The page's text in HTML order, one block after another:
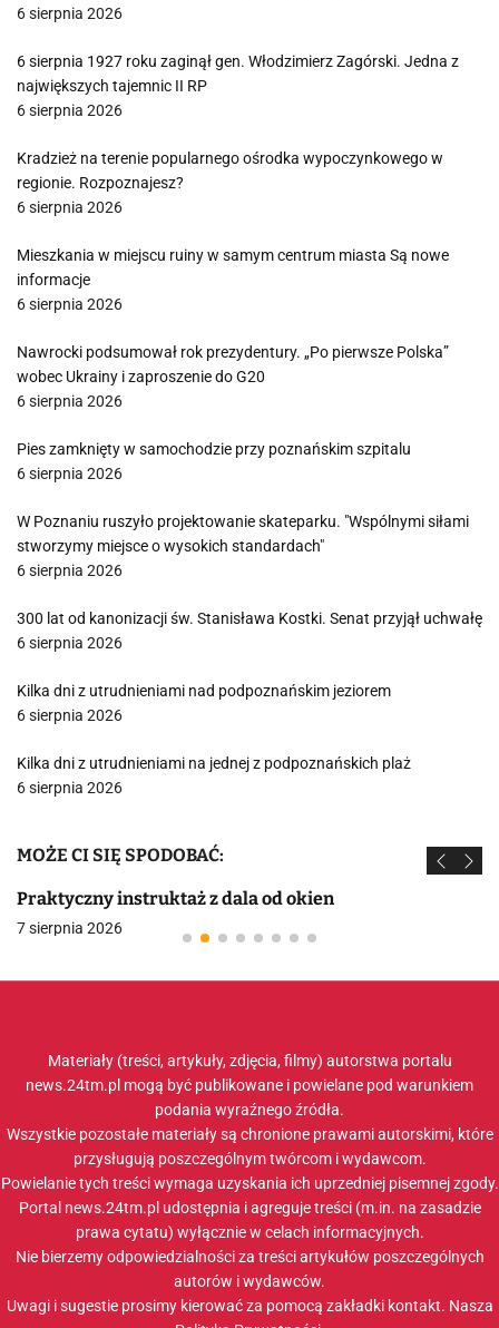
6 sierpnia 2026
6 sierpnia 1927 roku zaginął gen. Włodzimierz Zagórski. Jedna z
największych tajemnic II RP
6 sierpnia 2026
Kradzież na terenie popularnego ośrodka wypoczynkowego w
regionie. Rozpoznajesz?
6 sierpnia 2026
Mieszkania w miejscu ruiny w samym centrum miasta Są nowe
informacje
6 sierpnia 2026
Nawrocki podsumował rok prezydentury. „Po pierwsze Polska”
wobec Ukrainy i zaproszenie do G20
6 sierpnia 2026
Pies zamknięty w samochodzie przy poznańskim szpitalu
6 sierpnia 2026
W Poznaniu ruszyło projektowanie skateparku. "Wspólnymi siłami
stworzymy miejsce o wysokich standardach"
6 sierpnia 2026
300 lat od kanonizacji św. Stanisława Kostki. Senat przyjął uchwałę
6 sierpnia 2026
Kilka dni z utrudnieniami nad podpoznańskim jeziorem
6 sierpnia 2026
Kilka dni z utrudnieniami na jednej z podpoznańskich plaż
6 sierpnia 2026
MOŻE CI SIĘ SPODOBAĆ:
Praktyczny instruktaż z dala od okien
7 sierpnia 2026
Materiały (treści, artykuły, zdjęcia, filmy) autorstwa portalu
news.24tm.pl mogą być publikowane i powielane pod warunkiem
podania wyraźnego źródła.
Wszystkie pozostałe materiały są chronione prawami autorskimi, które
przysługują poszczególnym twórcom i wydawcom.
Powielanie tych treści wymaga uzyskania ich uprzedniej pisemnej zgody.
Portal news.24tm.pl udostępnia i agreguje treści (m.in. na zasadzie
prawa cytatu) wyłącznie w celach informacyjnych.
Nie bierzemy odpowiedzialności za treści artykułów poszczególnych
autorów i wydawców.
Uwagi i sugestie prosimy kierować za pomocą zakładki kontakt. Nasza